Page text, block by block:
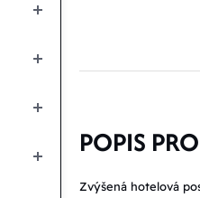
POPIS
Zvýšená hotelová